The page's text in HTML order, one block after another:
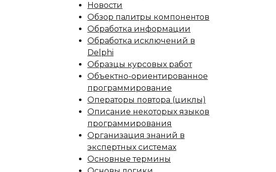
Новости
Обзор палитры компонентов
Обработка информации
Обработка исключений в
Delphi
Образцы курсовых работ
Объектно-ориентированное
программирование
Операторы повтора (циклы)
Описание некоторых языков
программирования
Организация знаний в
экспертных системах
Основные термины